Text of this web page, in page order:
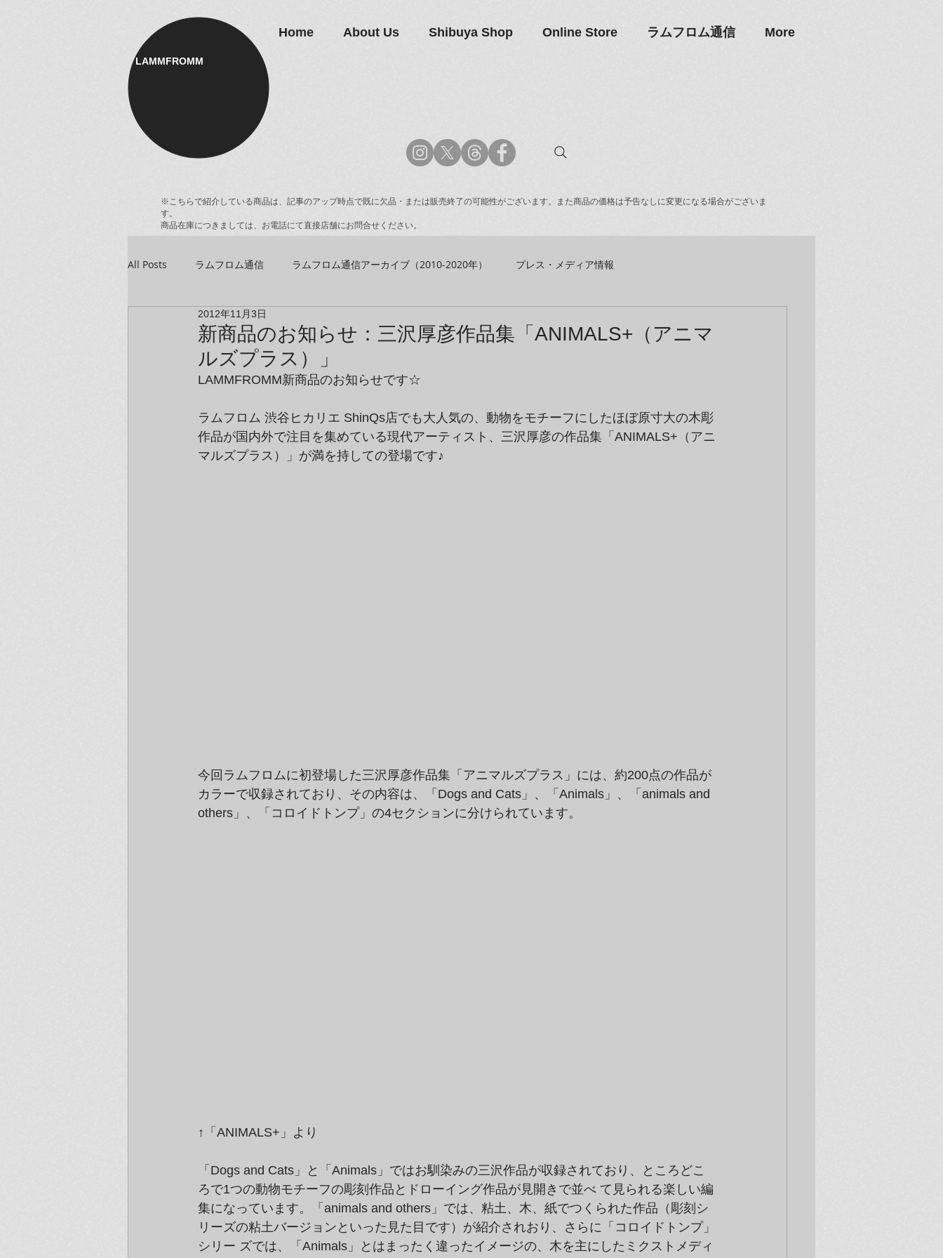
LAMMFROMM​
Home About Us Shibuya Shop Online Store ラムフロム通信 More
※こちらで紹介している商品は、記事のアップ時点で既に欠品・または販売終了の可能性がございます。また商品の価格は予告なしに変更になる場合がございま
す。
商品在庫につきましては、お電話にて直接店舗にお問合せください。
All Posts ラムフロム通信 ラムフロム通信アーカイブ（2010-2020年） プレス・メディア情報
アーティスト＆クリエイター紹介
新商品のお知らせ：三沢厚彦作品集「ANIMALS+（アニマ
ルズプラス）」
2012年11月3日
LAMMFROMM新商品のお知らせです☆
ラムフロム 渋谷ヒカリエ ShinQs店でも大人気の、動物をモチーフにしたほぼ原寸大の木彫
作品が国内外で注目を集めている現代アーティスト、三沢厚彦の作品集「ANIMALS+（アニ
マルズプラス）」が満を持しての登場です♪
今回ラムフロムに初登場した三沢厚彦作品集「アニマルズプラス」には、約200点の作品が
カラーで収録されており、その内容は、「Dogs and Cats」、「Animals」、「animals and
others」、「コロイドトンプ」の4セクションに分けられています。
↑「ANIMALS+」より
「Dogs and Cats」と「Animals」ではお馴染みの三沢作品が収録されており、ところどこ
ろで1つの動物モチーフの彫刻作品とドローイング作品が見開きで並べ て見られる楽しい編
集になっています。「animals and others」では、粘土、木、紙でつくられた作品（彫刻シ
リーズの粘土バージョンといった見た目です）が紹介されおり、さらに「コロイドトンプ」
シリー ズでは、「Animals」とはまったく違ったイメージの、木を主にしたミクストメディ